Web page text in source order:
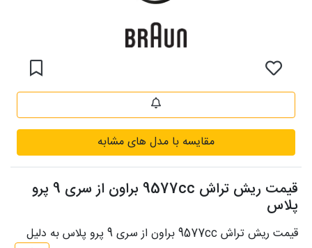
مقایسه با مدل های مشابه
قیمت ریش تراش 9577cc براون از سری 9 پرو
پلاس
قیمت ریش تراش 9577cc براون از سری 9 پرو پلاس به دلیل